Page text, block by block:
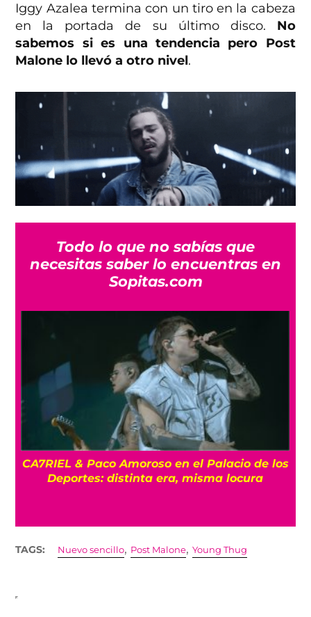
Iggy Azalea termina con un tiro en la cabeza
en la portada de su último disco. No
sabemos si es una tendencia pero Post
Malone lo llevó a otro nivel.
Todo lo que no sabías que
necesitas saber lo encuentras en
Sopitas.com
CA7RIEL & Paco Amoroso en el Palacio de los
Deportes: distinta era, misma locura
TAGS: Nuevo sencillo, Post Malone,Young Thug